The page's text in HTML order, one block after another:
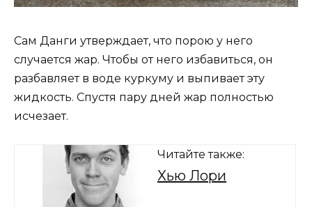
Сам Данги утверждает, что порою у него
случается жар. Чтобы от него избавиться, он
разбавляет в воде куркуму и выпивает эту
жидкость. Спустя пару дней жар полностью
исчезает.
Читайте также:
Хью Лори